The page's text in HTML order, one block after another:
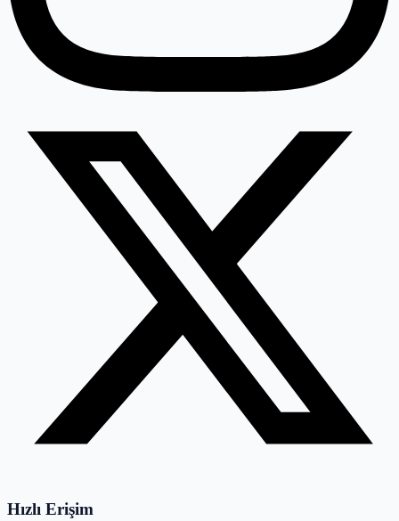
Hızlı Erişim